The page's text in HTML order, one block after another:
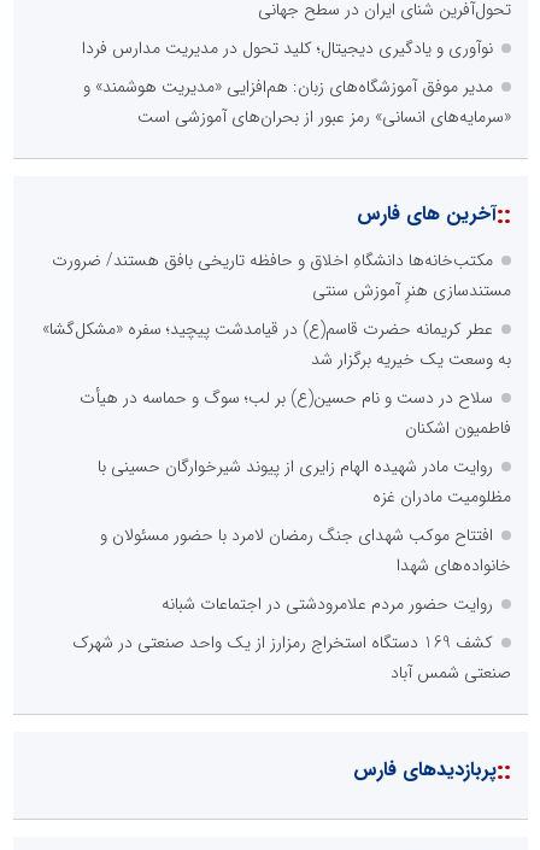
تحول‌آفرین شنای ایران در سطح جهانی
نوآوری و یادگیری دیجیتال؛ کلید تحول در مدیریت مدارس فردا
مدیر موفق آموزشگاه‌های زبان: هم‌افزایی «مدیریت هوشمند» و
«سرمایه‌های انسانی» رمز عبور از بحران‌های آموزشی است
::آخرین های فارس
مکتب‌خانه‌ها دانشگاهِ اخلاق و حافظه تاریخی بافق هستند/ ضرورت
مستندسازی هنرِ آموزش سنتی
عطر کریمانه حضرت قاسم(ع) در قیامدشت پیچید؛ سفره «مشکل‌گشا»
به وسعت یک خیریه برگزار شد
سلاح در دست و نام حسین(ع) بر لب؛ سوگ و حماسه در هیأت
فاطمیون اشکنان
روایت مادر شهیده الهام زایری از پیوند شیرخوارگان حسینی با
مظلومیت مادران غزه
افتتاح موکب شهدای جنگ رمضان لامرد با حضور مسئولان و
خانواده‌های شهدا
روایت حضور مردم علامرودشتی در اجتماعات شبانه
کشف 169 دستگاه استخراج رمزارز از یک واحد صنعتی در شهرک
صنعتی شمس آباد
::پربازدیدهای فارس